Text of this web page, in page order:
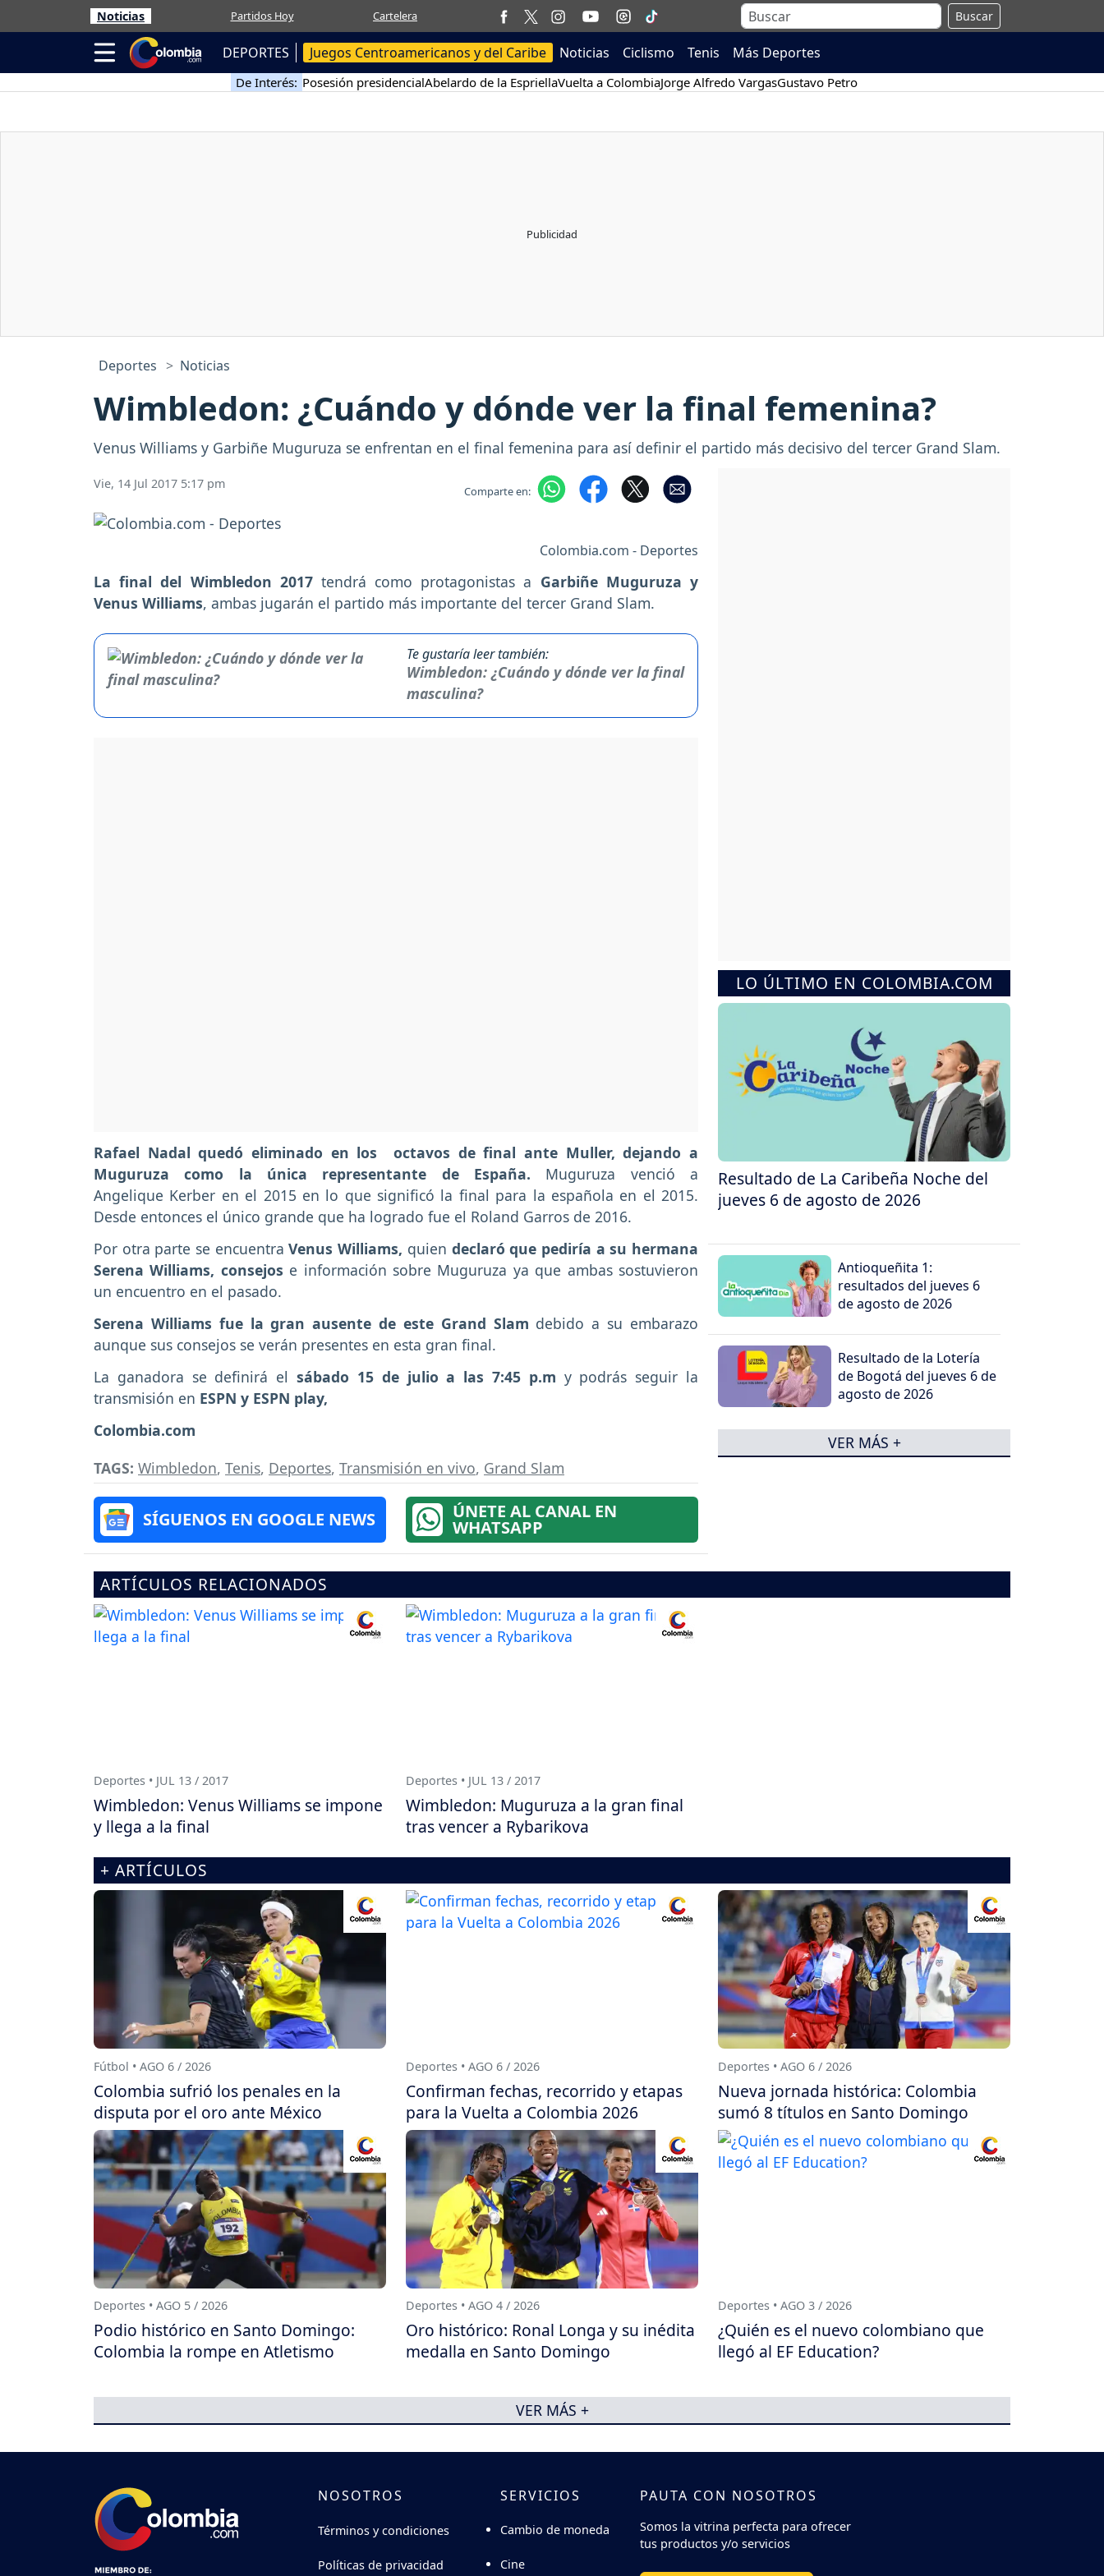
Noticias Partidos Hoy Cartelera Buscar
DEPORTES Juegos Centroamericanos y del Caribe Noticias Ciclismo Tenis Más Deportes
De Interés: Posesión presidencialAbelardo de la EspriellaVuelta a ColombiaJorge Alfredo VargasGustavo Petro
Deportes Noticias
Wimbledon: ¿Cuándo y dónde ver la final femenina?
Venus Williams y Garbiñe Muguruza se enfrentan en el final femenina para así definir el partido más decisivo del tercer Grand Slam.
Vie, 14 Jul 2017 5:17 pm Comparte en:
Colombia.com - Deportes
La final del Wimbledon 2017 tendrá como protagonistas a Garbiñe Muguruza y
Venus Williams, ambas jugarán el partido más importante del tercer Grand Slam.
Te gustaría leer también:
Wimbledon: ¿Cuándo y dónde ver la final
masculina?
Rafael Nadal quedó eliminado en los octavos de final ante Muller, dejando a
Muguruza como la única representante de España. Muguruza venció a
Angelique Kerber en el 2015 en lo que significó la final para la española en el 2015.
Desde entonces el único grande que ha logrado fue el Roland Garros de 2016.
Por otra parte se encuentra Venus Williams, quien declaró que pediría a su hermana
Serena Williams, consejos e información sobre Muguruza ya que ambas sostuvieron
un encuentro en el pasado.
Serena Williams fue la gran ausente de este Grand Slam debido a su embarazo
aunque sus consejos se verán presentes en esta gran final.
La ganadora se definirá el sábado 15 de julio a las 7:45 p.m y podrás seguir la
transmisión en ESPN y ESPN play,
Colombia.com
TAGS: Wimbledon, Tenis, Deportes, Transmisión en vivo, Grand Slam
SÍGUENOS EN GOOGLE NEWS ÚNETE AL CANAL EN
WHATSAPP
LO ÚLTIMO EN COLOMBIA.COM
Resultado de La Caribeña Noche del
jueves 6 de agosto de 2026
Antioqueñita 1:
resultados del jueves 6
de agosto de 2026
Resultado de la Lotería
de Bogotá del jueves 6 de
agosto de 2026
VER MÁS +
ARTÍCULOS RELACIONADOS
Deportes • JUL 13 / 2017
Wimbledon: Venus Williams se impone
y llega a la final
Deportes • JUL 13 / 2017
Wimbledon: Muguruza a la gran final
tras vencer a Rybarikova
+ ARTÍCULOS
Fútbol • AGO 6 / 2026
Colombia sufrió los penales en la
disputa por el oro ante México
Deportes • AGO 6 / 2026
Confirman fechas, recorrido y etapas
para la Vuelta a Colombia 2026
Deportes • AGO 6 / 2026
Nueva jornada histórica: Colombia
sumó 8 títulos en Santo Domingo
Deportes • AGO 5 / 2026
Podio histórico en Santo Domingo:
Colombia la rompe en Atletismo
Deportes • AGO 4 / 2026
Oro histórico: Ronal Longa y su inédita
medalla en Santo Domingo
Deportes • AGO 3 / 2026
¿Quién es el nuevo colombiano que
llegó al EF Education?
VER MÁS +
NOSOTROS
Términos y condiciones
Políticas de privacidad
SERVICIOS
Cambio de moneda
Cine
PAUTA CON NOSOTROS
Somos la vitrina perfecta para ofrecer
tus productos y/o servicios